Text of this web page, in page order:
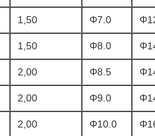
1,50 Φ7.0
1,50 Φ8.0
2,00 Φ8.5
2,00 Φ9.0
2,00 Φ10.0